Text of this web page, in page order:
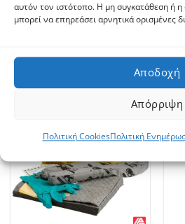
αυτόν τον ιστότοπο. Η μη συγκατάθεση ή
μπορεί να επηρεάσει αρνητικά ορισμένες
Αποδοχή
Απόρριψη
Πολιτική CookiesΠολιτική
Brady General Purpose
Absorbent Pads GP100-M